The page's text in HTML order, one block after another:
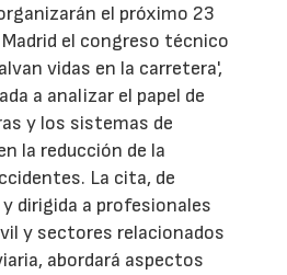
el próximo 23
el congreso técnico
vidas en la carretera',
a analizar el papel de
y los sistemas de
la reducción de la
La cita, de
dirigida a profesionales
y sectores relacionados
abordará aspectos